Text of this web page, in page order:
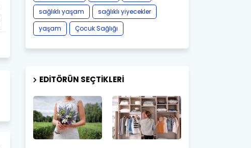
sağlıklı yaşam
sağlıklı yiyecekler
yaşam
Çocuk Sağlığı
EDITÖRÜN SEÇTIKLERI